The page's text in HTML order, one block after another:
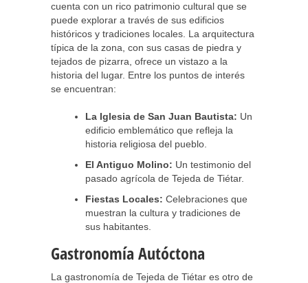
cuenta con un rico patrimonio cultural que se
puede explorar a través de sus edificios
históricos y tradiciones locales. La arquitectura
típica de la zona, con sus casas de piedra y
tejados de pizarra, ofrece un vistazo a la
historia del lugar. Entre los puntos de interés
se encuentran:
La Iglesia de San Juan Bautista: Un
edificio emblemático que refleja la
historia religiosa del pueblo.
El Antiguo Molino: Un testimonio del
pasado agrícola de Tejeda de Tiétar.
Fiestas Locales: Celebraciones que
muestran la cultura y tradiciones de
sus habitantes.
Gastronomía Autóctona
La gastronomía de Tejeda de Tiétar es otro de